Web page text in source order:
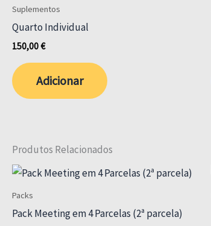
Suplementos
Quarto Individual
150,00€
Adicionar
Produtos Relacionados
Packs
Pack Meeting em 4 Parcelas (2ª parcela)